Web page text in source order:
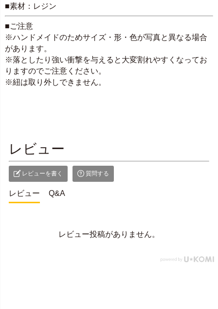
■素材：レジン
■ご注意
※ハンドメイドのためサイズ・形・色が写真と異なる場合
があります。
※落としたり強い衝撃を与えると大変割れやすくなってお
りますのでご注意ください。
※紐は取り外しできません。
レビュー
レビューを書く 質問する
レビュー Q&A
レビュー投稿がありません。